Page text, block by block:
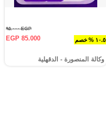
١٠.٥ % خصم
EGP ٩٥.٠٠٠
EGP 85.000
وكالة المنصورة - الدقهلية‎